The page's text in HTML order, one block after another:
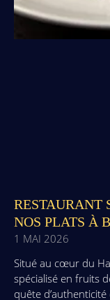
RESTAURANT
NOS PLATS À
1 MAI 2026
Situé au cœur du
spécialisé en fruits
quête